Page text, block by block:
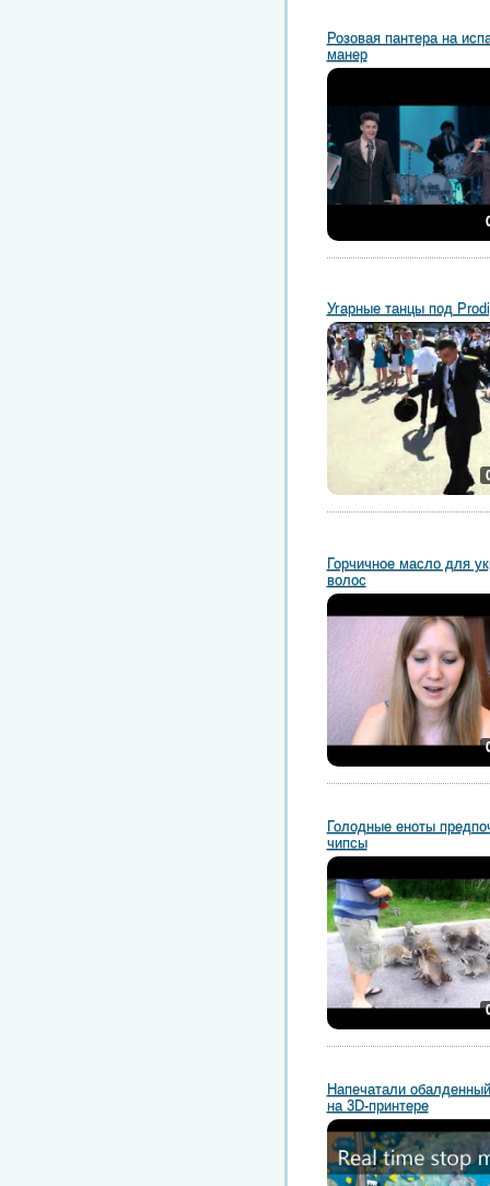
Розовая пантера на
манер
Угарные танцы под
Горчичное масло для
волос
Голодные еноты
чипсы
Напечатали
на 3D-принтере